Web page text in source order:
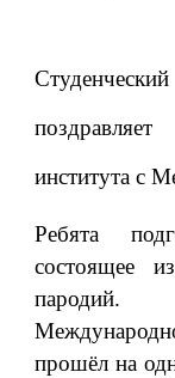
института с
Ребята
состоящее
пародий.
прошёл на